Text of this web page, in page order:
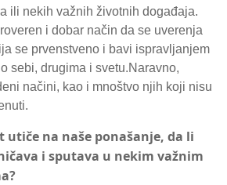
ili nekih važnih životnih događaja.
i dobar način da se uverenja
se prvenstveno i bavi ispravljanjem
sebi, drugima i svetu.Naravno,
načini, kao i mnoštvo njih koji nisu
na naše ponašanje, da li
i sputava u nekim važnim